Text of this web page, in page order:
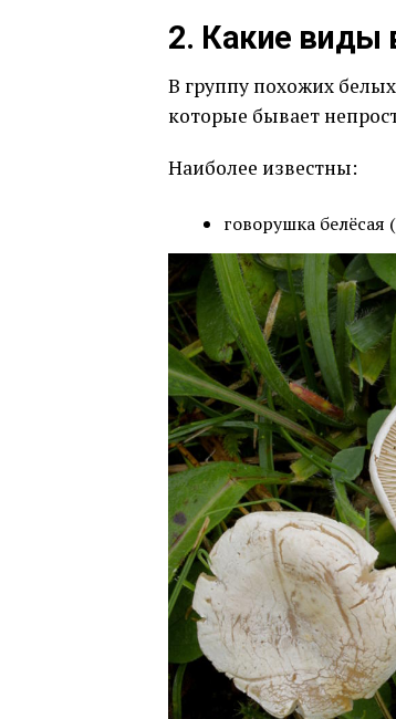
2. Какие виды
В группу похожих
которые бывает
Наиболее известны:
говорушка белёсая